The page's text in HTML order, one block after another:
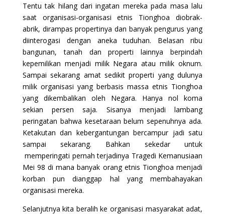
Tentu tak hilang dari ingatan mereka pada masa lalu
saat organisasi-organisasi etnis Tionghoa diobrak-
abrik, dirampas propertinya dan banyak pengurus yang
diinterogasi dengan aneka tuduhan. Belasan ribu
bangunan, tanah dan properti lainnya berpindah
kepemilikan menjadi milik Negara atau milik oknum.
Sampai sekarang amat sedikit properti yang dulunya
milik organisasi yang berbasis massa etnis Tionghoa
yang dikembalikan oleh Negara. Hanya nol koma
sekian persen saja. Sisanya menjadi lambang
peringatan bahwa kesetaraan belum sepenuhnya ada.
Ketakutan dan kebergantungan bercampur jadi satu
sampai sekarang. Bahkan sekedar untuk
memperingati pernah terjadinya Tragedi Kemanusiaan
Mei 98 di mana banyak orang etnis Tionghoa menjadi
korban pun dianggap hal yang membahayakan
organisasi mereka.
Selanjutnya kita beralih ke organisasi masyarakat adat,